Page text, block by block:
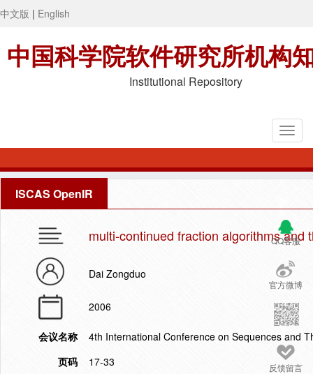
中文版 | English
中国科学院软件研究所机构
Institutional Repository
ISCAS OpenIR
QQ客服
官方微博
反馈留言
multi-continued fraction algorithms and
Dai Zongduo
2006
会议名称
4th International Conference on Sequences and
页码
17-33